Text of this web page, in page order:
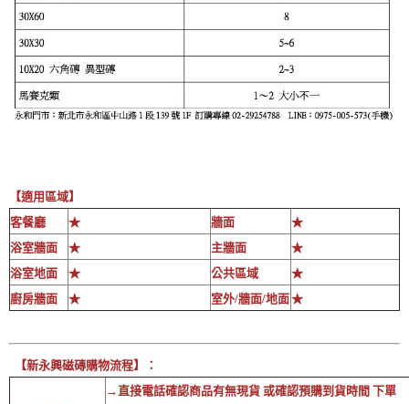
【適用區域】
客餐廳
★ 牆面
★
浴室牆面
★ 主牆面
★
浴室地面
★ 公共區域
★
廚房牆面
★ 室外/牆面/地面★
【新永興磁磚購物流程】：
→直接電話確認商品有無現貨 或確認預購到貨時間 下單